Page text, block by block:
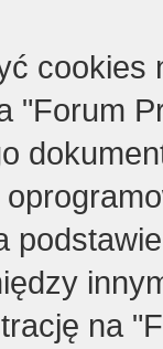
cookies
"Forum
na